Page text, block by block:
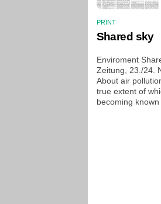
PRINT
Shared sky
Enviroment
Zeitung, 23./24.
About air
true extent of
becoming